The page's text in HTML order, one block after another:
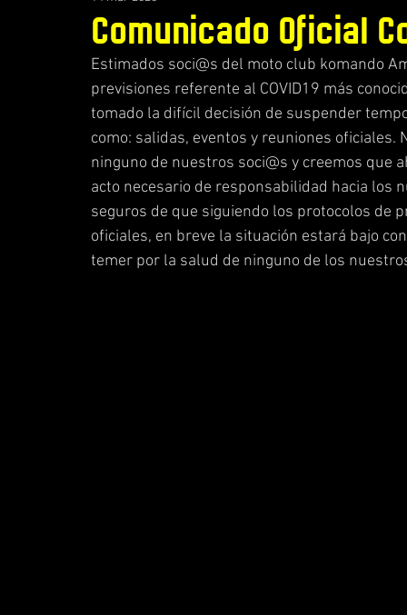
Comunicado Oficial
Estimados soci@s del moto club komando
previsiones referente al COVID19 más
tomado la difícil decisión de suspender
como: salidas, eventos y reuniones
ninguno de nuestros soci@s y creemos
acto necesario de responsabilidad hacia los
seguros de que siguiendo los protocolos de
oficiales, en breve la situación estará bajo
temer por la salud de ninguno de los